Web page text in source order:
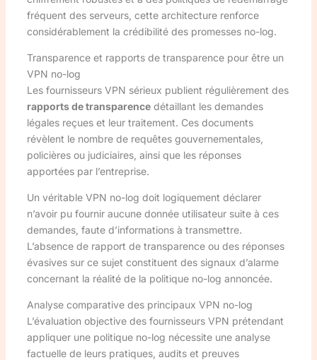
fréquent des serveurs, cette architecture renforce
considérablement la crédibilité des promesses no-log.
Transparence et rapports de transparence pour être un
VPN no-log
Les fournisseurs VPN sérieux publient régulièrement des
rapports de transparencedétaillant les demandes
légales reçues et leur traitement. Ces documents
révèlent le nombre de requêtes gouvernementales,
policières ou judiciaires, ainsi que les réponses
apportées par l’entreprise.
Un véritable VPN no-log doit logiquement déclarer
n’avoir pu fournir aucune donnée utilisateur suite à ces
demandes, faute d’informations à transmettre.
L’absence de rapport de transparence ou des réponses
évasives sur ce sujet constituent des signaux d’alarme
concernant la réalité de la politique no-log annoncée.
Analyse comparative des principaux VPN no-log
L’évaluation objective des fournisseurs VPN prétendant
appliquer une politique no-log nécessite une analyse
factuelle de leurs pratiques, audits et preuves